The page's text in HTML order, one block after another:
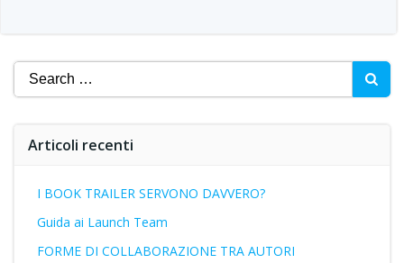
Search
Articoli recenti
I BOOK TRAILER SERVONO DAVVERO?
Guida ai Launch Team
FORME DI COLLABORAZIONE TRA AUTORI